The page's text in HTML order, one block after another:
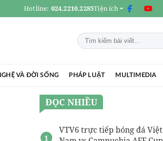
Hotline: 024.2210.2285Tiện ích
VÀ ĐỜI SỐNG PHÁP LUẬT MULTIMEDIA
ĐỌC NHIỀU
VTV6 trực tiếp bóng đá Việt